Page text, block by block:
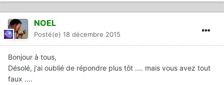
NOEL
Posté(e) 18 décembre 2015
Bonjour à tous,
Désolé, j'ai oublié de répondre plus tôt .... mais vous avez tout
faux ....